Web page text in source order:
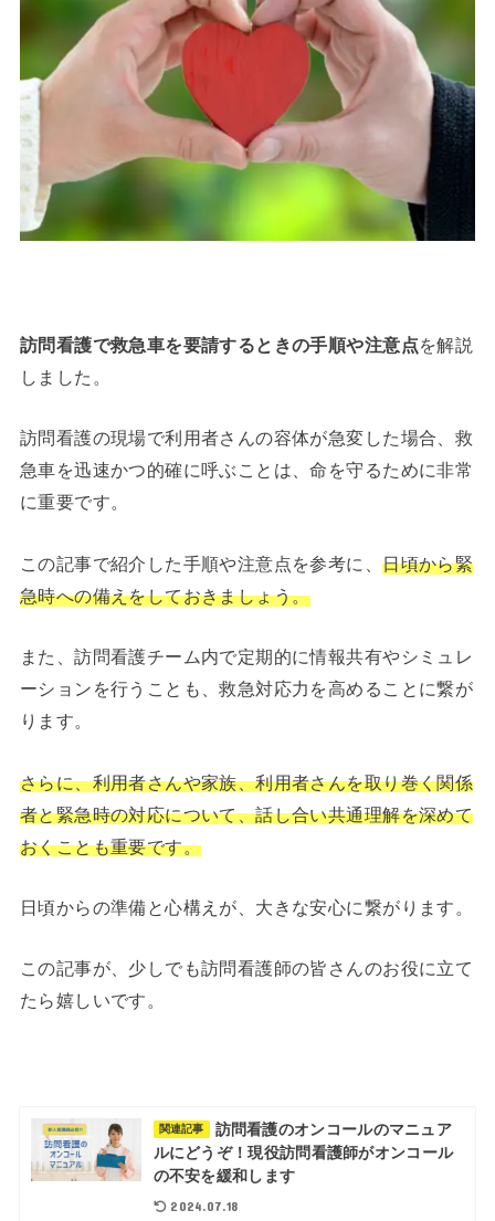
訪問看護で救急車を要請するときの手順や注意点を解説
しました。
訪問看護の現場で利用者さんの容体が急変した場合、救
急車を迅速かつ的確に呼ぶことは、命を守るために非常
に重要です。
この記事で紹介した手順や注意点を参考に、日頃から緊
急時への備えをしておきましょう。
また、訪問看護チーム内で定期的に情報共有やシミュレ
ーションを行うことも、救急対応力を高めることに繋が
ります。
さらに、利用者さんや家族、利用者さんを取り巻く関係
者と緊急時の対応について、話し合い共通理解を深めて
おくことも重要です。
日頃からの準備と心構えが、大きな安心に繋がります。
この記事が、少しでも訪問看護師の皆さんのお役に立て
たら嬉しいです。
関連記事
訪問看護のオンコールのマニュア
ルにどうぞ！現役訪問看護師がオンコール
の不安を緩和します
2024.07.18